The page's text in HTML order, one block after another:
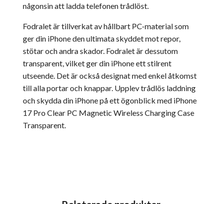
någonsin att ladda telefonen trådlöst.
Fodralet är tillverkat av hållbart PC-material som
ger din iPhone den ultimata skyddet mot repor,
stötar och andra skador. Fodralet är dessutom
transparent, vilket ger din iPhone ett stilrent
utseende. Det är också designat med enkel åtkomst
till alla portar och knappar. Upplev trådlös laddning
och skydda din iPhone på ett ögonblick med iPhone
17 Pro Clear PC Magnetic Wireless Charging Case
Transparent.